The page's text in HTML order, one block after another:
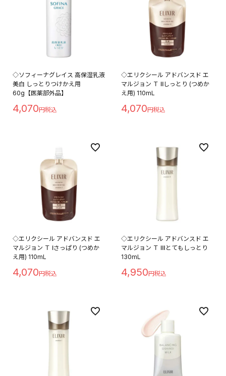
◇ソフィーナグレイス 高保湿乳液
美白 しっとりつけかえ用
60g【医薬部外品】
4,070
◇エリクシール アドバンスド エ
マルジョン Ｔ Ⅱしっとり (つめか
え用) 110mL
4,070
◇エリクシール アドバンスド エ
マルジョン Ｔ Ⅰさっぱり (つめか
え用) 110mL
4,070
◇エリクシール アドバンスド エ
マルジョン Ｔ Ⅲとてもしっとり
130mL
4,950